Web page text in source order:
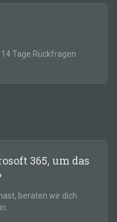
Tage Rückfragen
365, um das
beraten wir dich